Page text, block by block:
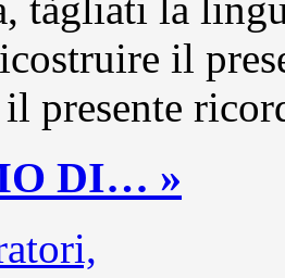
tàgliati la
il
presente
DI… »